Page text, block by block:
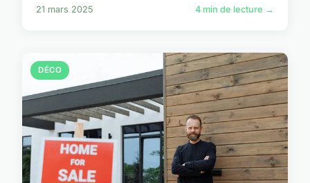
21 mars 2025 4 min de lecture →
DÉCO